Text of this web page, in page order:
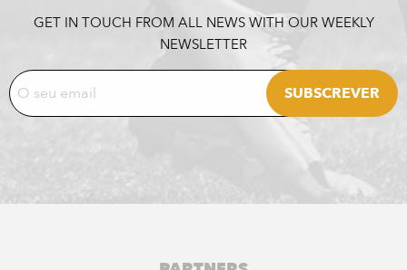
GET IN TOUCH FROM ALL NEWS WITH OUR WEEKLY
NEWSLETTER